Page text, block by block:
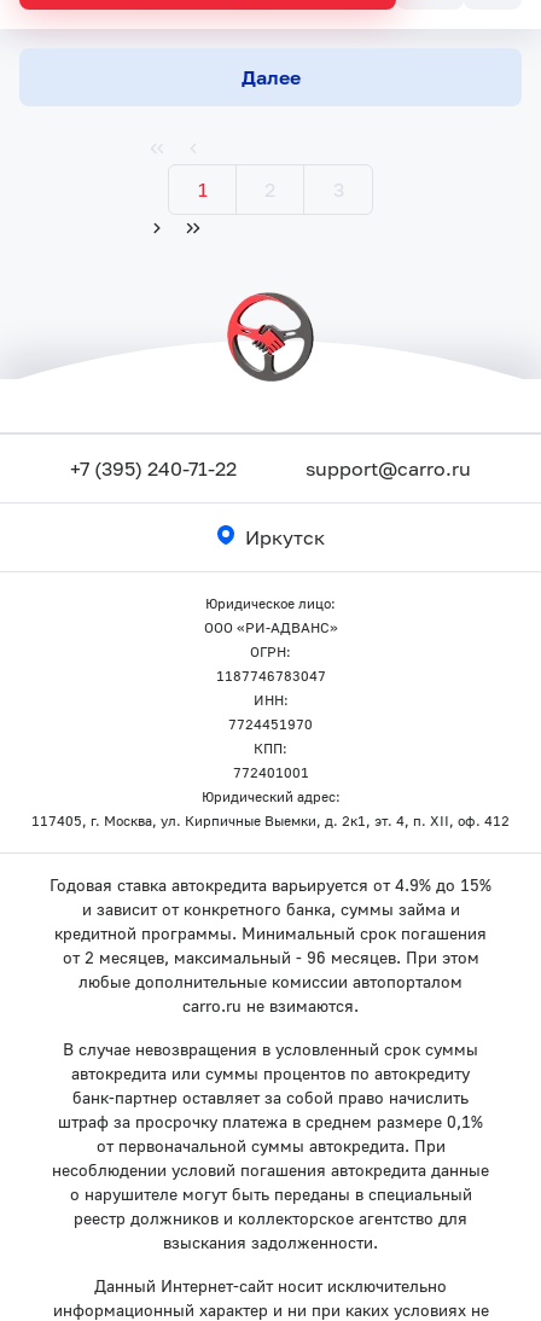
Далее
1 2 3
+7 (395) 240-71-22 support@carro.ru
Иркутск
Юридическое лицо:
ООО «РИ-АДВАНС»
ОГРН:
1187746783047
ИНН:
7724451970
КПП:
772401001
Юридический адрес:
117405, г. Москва, ул. Кирпичные Выемки, д. 2к1, эт. 4, п. XII, оф. 412
Годовая ставка автокредита варьируется от 4.9% до 15%
и зависит от конкретного банка, суммы займа и
кредитной программы. Минимальный срок погашения
от 2 месяцев, максимальный - 96 месяцев. При этом
любые дополнительные комиссии автопорталом
carro.ru не взимаются.
В случае невозвращения в условленный срок суммы
автокредита или суммы процентов по автокредиту
банк-партнер оставляет за собой право начислить
штраф за просрочку платежа в среднем размере 0,1%
от первоначальной суммы автокредита. При
несоблюдении условий погашения автокредита данные
о нарушителе могут быть переданы в специальный
реестр должников и коллекторское агентство для
взыскания задолженности.
Данный Интернет-сайт носит исключительно
информационный характер и ни при каких условиях не